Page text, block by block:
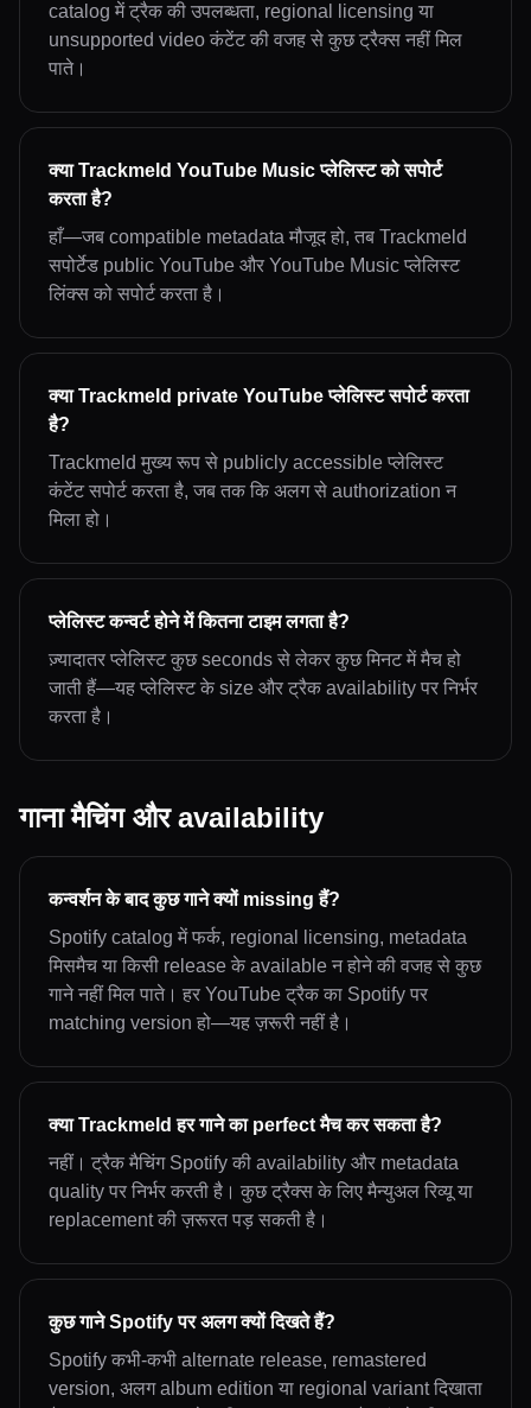
catalog में ट्रैक की उपलब्धता, regional licensing या
unsupported video कंटेंट की वजह से कुछ ट्रैक्स नहीं मिल
पाते।
क्या Trackmeld YouTube Music प्लेलिस्ट को सपोर्ट
करता है?
हाँ—जब compatible metadata मौजूद हो, तब Trackmeld
सपोर्टेड public YouTube और YouTube Music प्लेलिस्ट
लिंक्स को सपोर्ट करता है।
क्या Trackmeld private YouTube प्लेलिस्ट सपोर्ट करता
है?
Trackmeld मुख्य रूप से publicly accessible प्लेलिस्ट
कंटेंट सपोर्ट करता है, जब तक कि अलग से authorization न
मिला हो।
प्लेलिस्ट कन्वर्ट होने में कितना टाइम लगता है?
ज़्यादातर प्लेलिस्ट कुछ seconds से लेकर कुछ मिनट में मैच हो
जाती हैं—यह प्लेलिस्ट के size और ट्रैक availability पर निर्भर
करता है।
गाना मैचिंग और availability
कन्वर्शन के बाद कुछ गाने क्यों missing हैं?
Spotify catalog में फर्क, regional licensing, metadata
मिसमैच या किसी release के available न होने की वजह से कुछ
गाने नहीं मिल पाते। हर YouTube ट्रैक का Spotify पर
matching version हो—यह ज़रूरी नहीं है।
क्या Trackmeld हर गाने का perfect मैच कर सकता है?
नहीं। ट्रैक मैचिंग Spotify की availability और metadata
quality पर निर्भर करती है। कुछ ट्रैक्स के लिए मैन्युअल रिव्यू या
replacement की ज़रूरत पड़ सकती है।
कुछ गाने Spotify पर अलग क्यों दिखते हैं?
Spotify कभी-कभी alternate release, remastered
version, अलग album edition या regional variant दिखाता